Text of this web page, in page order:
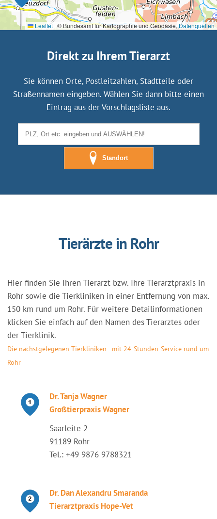
Leaflet | © Bundesamt für Kartographie und Geodäsie,Datenquellen
Direkt zu Ihrem Tierarzt
Sie können Orte, Postleitzahlen, Stadtteile oder
Straßennamen eingeben. Wählen Sie dann bitte einen
Eintrag aus der Vorschlagsliste aus.
Standort
Tierärzte in Rohr
Hier finden Sie Ihren Tierarzt bzw. Ihre Tierarztpraxis in
Rohr sowie die Tierkliniken in einer Entfernung von max.
150 km rund um Rohr. Für weitere Detailinformationen
klicken Sie einfach auf den Namen des Tierarztes oder
der Tierklinik.
Die nächstgelegenen Tierkliniken - mit 24-Stunden-Service rund um
Rohr
Dr. Tanja Wagner
Großtierpraxis Wagner
Saarleite 2
91189 Rohr
Tel.: +49 9876 9788321
Dr. Dan Alexandru Smaranda
Tierarztpraxis Hope-Vet